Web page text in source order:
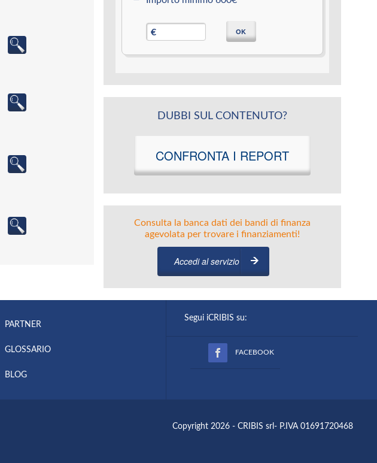
€ OK
DUBBI SUL CONTENUTO?
CONFRONTA I REPORT
Consulta la banca dati dei bandi di finanza
agevolata per trovare i finanziamenti!
Accedi al servizio
PARTNER
GLOSSARIO
BLOG
Segui iCRIBIS su:
FACEBOOK
Copyright 2026 - CRIBIS srl- P.IVA 01691720468